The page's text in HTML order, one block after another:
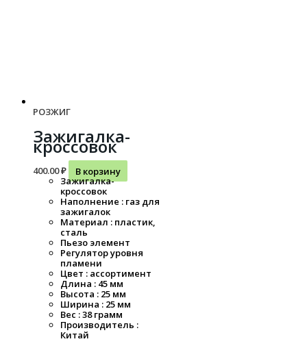
РОЗЖИГ
Зажигалка-
кроссовок
400.00₽
В корзину
Зажигалка-
кроссовок
Наполнение : газ для
зажигалок
Материал : пластик,
сталь
Пьезо элемент
Регулятор уровня
пламени
Цвет : ассортимент
Длина : 45 мм
Высота : 25 мм
Ширина : 25 мм
Вес : 38 грамм
Производитель :
Китай